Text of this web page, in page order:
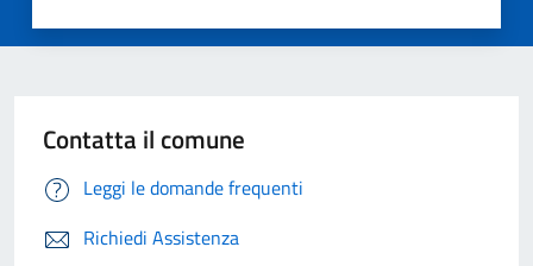
Contatta il comune
Leggi le domande frequenti
Richiedi Assistenza